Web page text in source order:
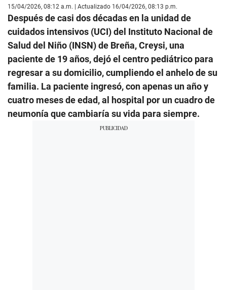
15/04/2026, 08:12 a.m. | Actualizado 16/04/2026, 08:13 p.m.
Después de casi dos décadas en la unidad de
cuidados intensivos (UCI) del Instituto Nacional de
Salud del Niño (INSN) de Breña, Creysi, una
paciente de 19 años, dejó el centro pediátrico para
regresar a su domicilio, cumpliendo el anhelo de su
familia. La paciente ingresó, con apenas un año y
cuatro meses de edad, al hospital por un cuadro de
neumonía que cambiaría su vida para siempre.